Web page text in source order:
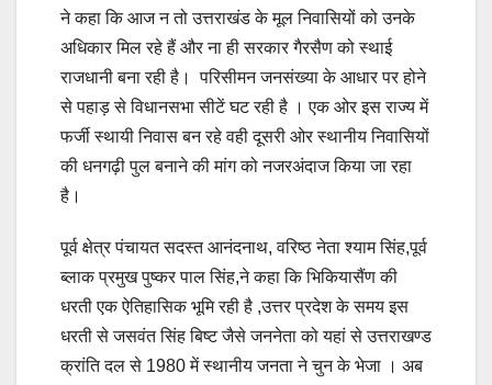
ने कहा कि आज न तो उत्तराखंड के मूल निवासियों को उनके
अधिकार मिल रहे हैं और ना ही सरकार गैरसैण को स्थाई
राजधानी बना रही है। परिसीमन जनसंख्या के आधार पर होने
से पहाड़ से विधानसभा सीटें घट रही है । एक ओर इस राज्य में
फर्जी स्थायी निवास बन रहे वही दूसरी ओर स्थानीय निवासियों
की धनगढ़ी पुल बनाने की मांग को नजरअंदाज किया जा रहा
है।
पूर्व क्षेत्र पंचायत सदस्त आनंदनाथ, वरिष्ठ नेता श्याम सिंह,पूर्व
ब्लाक प्रमुख पुष्कर पाल सिंह,ने कहा कि भिकियासैंण की
धरती एक ऐतिहासिक भूमि रही है ,उत्तर प्रदेश के समय इस
धरती से जसवंत सिंह बिष्ट जैसे जननेता को यहां से उत्तराखण्ड
क्रांति दल से 1980 में स्थानीय जनता ने चुन के भेजा । अब